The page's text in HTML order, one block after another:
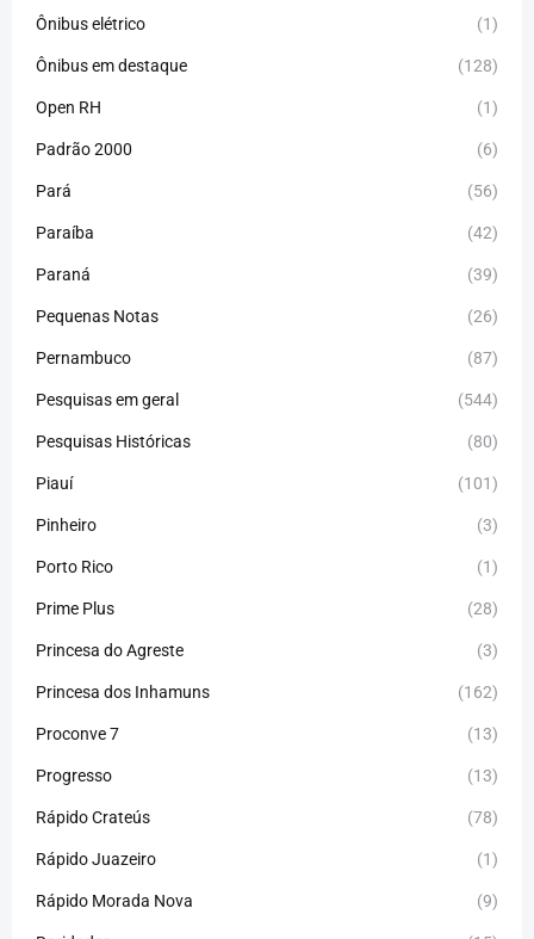
Ônibus elétrico (1)
Ônibus em destaque (128)
Open RH (1)
Padrão 2000 (6)
Pará (56)
Paraíba (42)
Paraná (39)
Pequenas Notas (26)
Pernambuco (87)
Pesquisas em geral (544)
Pesquisas Históricas (80)
Piauí (101)
Pinheiro (3)
Porto Rico (1)
Prime Plus (28)
Princesa do Agreste (3)
Princesa dos Inhamuns (162)
Proconve 7 (13)
Progresso (13)
Rápido Crateús (78)
Rápido Juazeiro (1)
Rápido Morada Nova (9)